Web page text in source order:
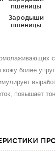
Зародыши
пшеницы
более
повышает